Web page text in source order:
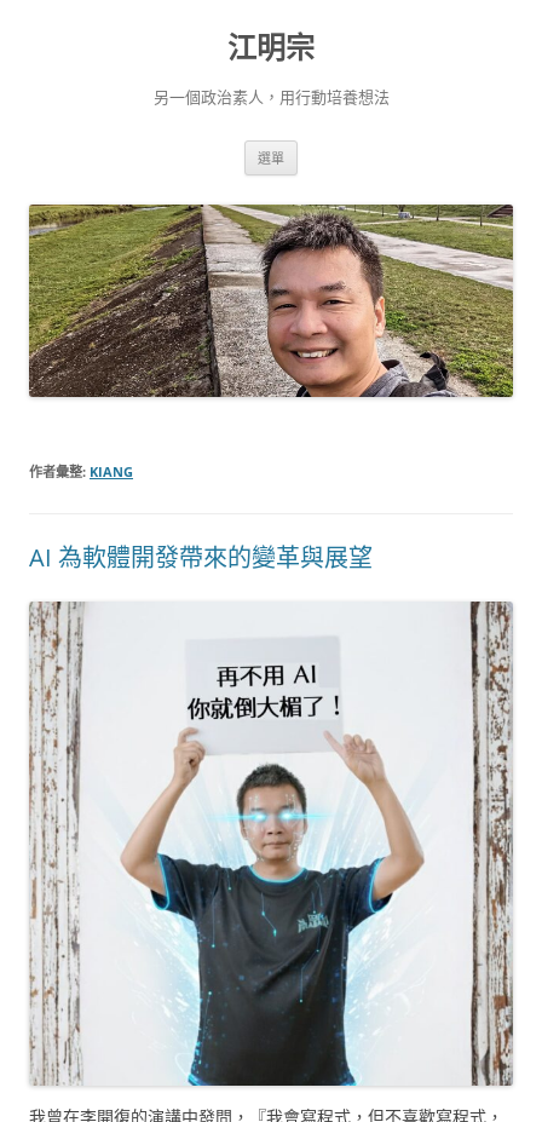
江明宗
另一個政治素人，用行動培養想法
選單
作者彙整: KIANG
AI 為軟體開發帶來的變革與展望
我曾在李開復的演講中發問，『我會寫程式，但不喜歡寫程式，